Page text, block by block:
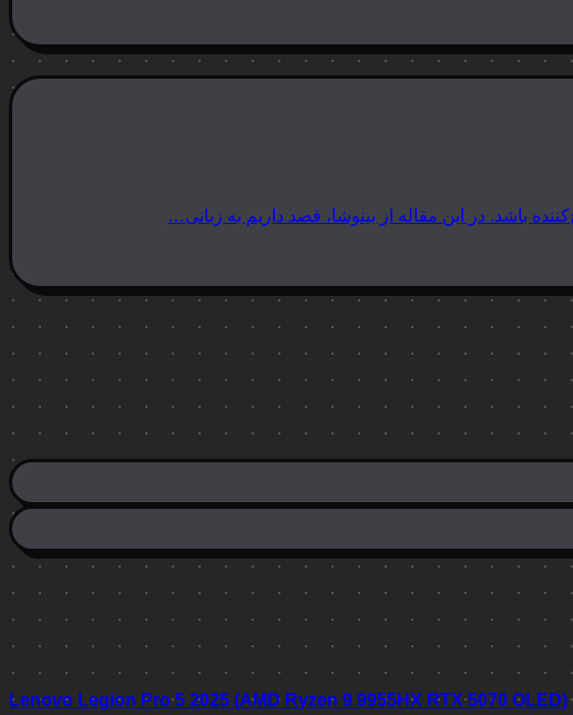
Lenovo Legion Pro 5 2025 (AMD Ryzen 9 9955HX RTX 5070 OLED)